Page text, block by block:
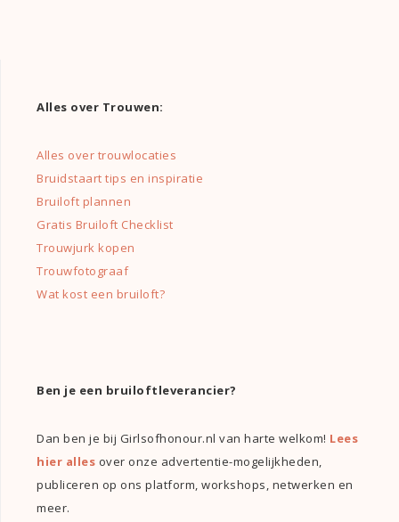
Alles over Trouwen:
Alles over trouwlocaties
Bruidstaart tips en inspiratie
Bruiloft plannen
Gratis Bruiloft Checklist
Trouwjurk kopen
Trouwfotograaf
Wat kost een bruiloft?
Ben je een bruiloftleverancier?
Dan ben je bij Girlsofhonour.nl van harte welkom! Lees
hier alles over onze advertentie-mogelijkheden,
publiceren op ons platform, workshops, netwerken en
meer.